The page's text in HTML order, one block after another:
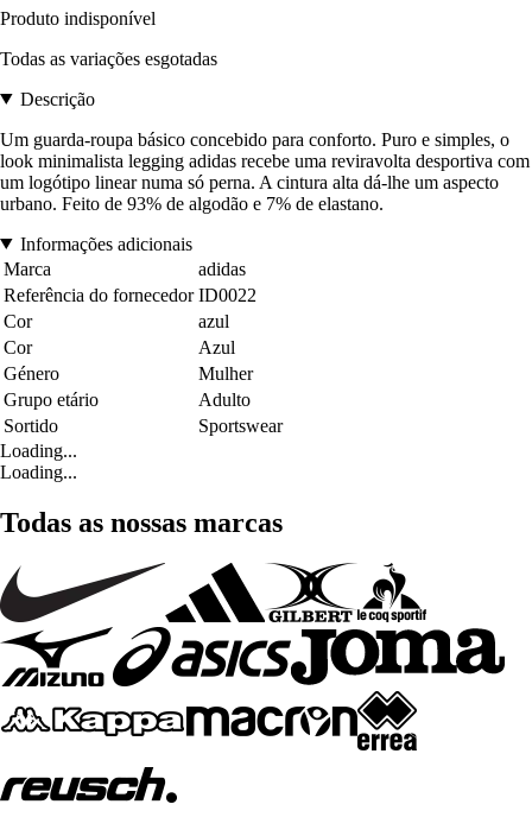
Produto indisponível
Todas as variações esgotadas
Descrição
Um guarda-roupa básico concebido para conforto. Puro e simples, o
look minimalista legging adidas recebe uma reviravolta desportiva com
um logótipo linear numa só perna. A cintura alta dá-lhe um aspecto
urbano. Feito de 93% de algodão e 7% de elastano.
Informações adicionais
Marca
adidas
Referência do fornecedor ID0022
Cor
azul
Cor
Azul
Género
Mulher
Grupo etário
Adulto
Sortido
Sportswear
Loading...
Loading...
Todas as nossas marcas